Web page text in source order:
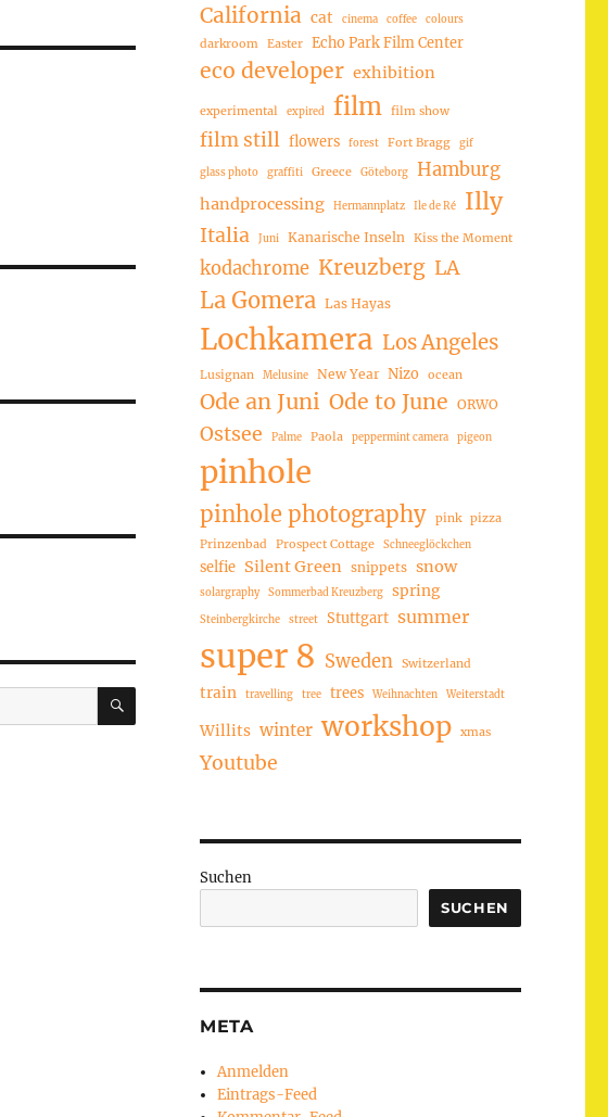
SUCHEN
California cat cinema coffee colours
darkroom Easter Echo Park Film Center
eco developer exhibition
experimental expired film film show
film still flowers forest Fort Bragg gif
glass photo graffiti Greece Göteborg Hamburg
handprocessing Hermannplatz Ile de Ré Illy
Italia Juni Kanarische Inseln Kiss the Moment
kodachrome Kreuzberg LA
La Gomera Las Hayas
Lochkamera Los Angeles
Lusignan Melusine New Year Nizo ocean
Ode an Juni Ode to June ORWO
Ostsee Palme Paola peppermint camera pigeon
pinhole
pinhole photography pink pizza
Prinzenbad
Prospect Cottage Schneeglöckchen
selfie Silent Green snippets snow
solargraphy Sommerbad Kreuzberg spring
Steinbergkirche street Stuttgart summer
super 8 Sweden Switzerland
train travelling tree trees Weihnachten Weiterstadt
Willits winter workshop xmas
Youtube
Suchen
SUCHEN
META
Anmelden
Eintrags-Feed